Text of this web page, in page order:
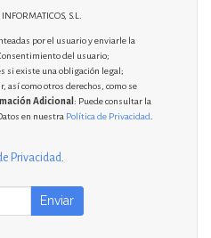
S.L.
por el usuario y enviarle la
del usuario;
si existe una obligación legal;
así como otros derechos, como se
Adicional : Puede consultar la
en nuestra Política de Privacidad
Privacidad
Enviar